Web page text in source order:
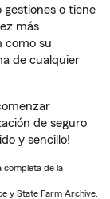
gestiones o tiene
más
como su
de cualquier
de seguro
y sencillo!
completa de la
y State Farm Archive.